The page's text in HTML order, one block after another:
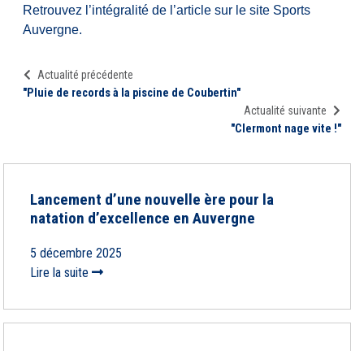
Retrouvez l’intégralité de l’article sur le site Sports
Auvergne.
Actualité précédente
"Pluie de records à la piscine de Coubertin"
Actualité suivante
"Clermont nage vite !"
Lancement d’une nouvelle ère pour la
natation d’excellence en Auvergne
5 décembre 2025
Lire la suite